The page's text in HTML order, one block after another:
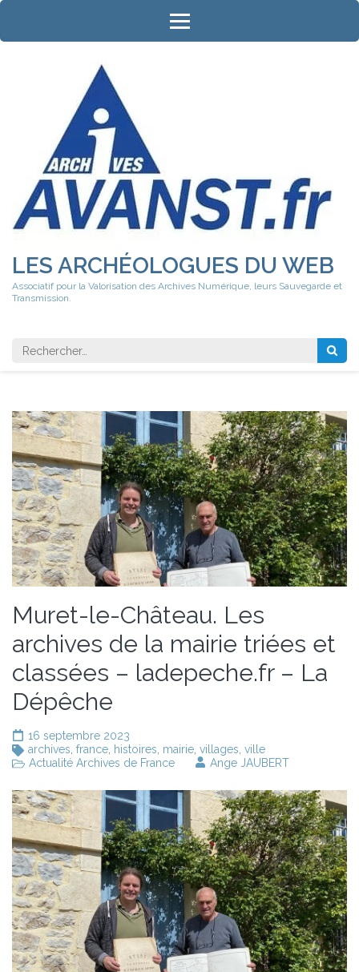
Aller
contenu
LES ARCHÉOLOGUES DU WEB
Associatif pour la Valorisation des Archives Numérique, leurs Sauvegarde et
Transmission.
Rechercher
Muret-le-Château. Les
archives de la mairie triées et
classées – ladepeche.fr – La
Dépêche
16 septembre 2023
archives france histoires mairie villages ville
Actualité Archives de France
Ange JAUBERT